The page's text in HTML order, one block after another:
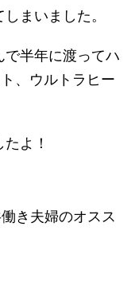
まいました。
半年に渡ってハ
、ウルトラヒー
よ！
き夫婦のオスス